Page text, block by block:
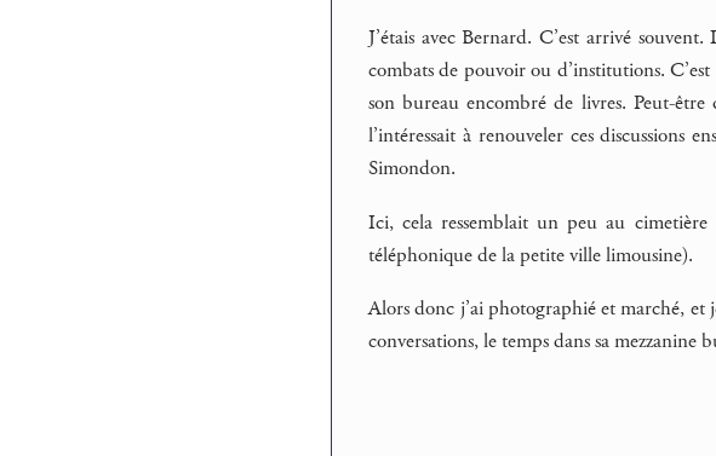
J’étais avec Bernard. C’est arrivé
combats de pouvoir ou d’institutions.
son bureau encombré de livres. Peut-
l’intéressait à renouveler ces discussions
Simondon.
Ici, cela ressemblait un peu au
téléphonique de la petite ville limousine).
Alors donc j’ai photographié et marché, et
conversations, le temps dans sa mezzanine